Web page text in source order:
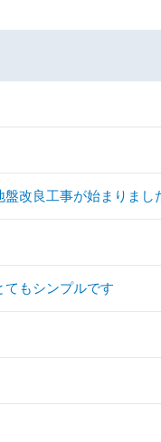
改良工事が始まりまし
もシンプルです